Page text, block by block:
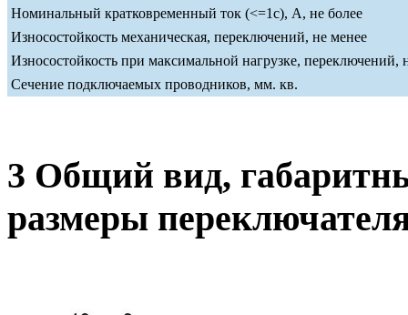
Номинальный кратковременный ток (<=1c), А, не более
Износостойкость механическая, переключений, не менее
Износостойкость при максимальной нагрузке, переключений,
Сечение подключаемых проводников, мм. кв.
3 Общий вид,
размеры